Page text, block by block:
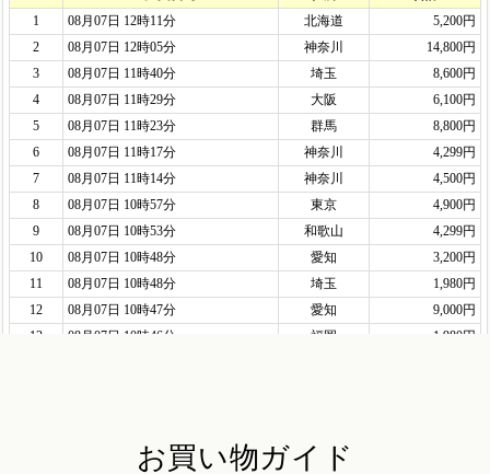
お買い物ガイド